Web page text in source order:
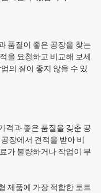
품질이 좋은 공장을 찾는
을 요청하고 비교해 보세
의 질이 좋지 않을 수 있
격과 좋은 품질을 갖춘 공
장에서 견적을 받아 비
가 불량하거나 작업이 부
제품에 가장 적합한 토트